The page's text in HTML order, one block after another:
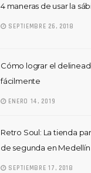
4 maneras de usar la
SEPTIEMBRE 26, 2018
Cómo lograr el
fácilmente
ENERO 14, 2019
Retro Soul: La tienda
de segunda en Medellín
SEPTIEMBRE 17, 2018